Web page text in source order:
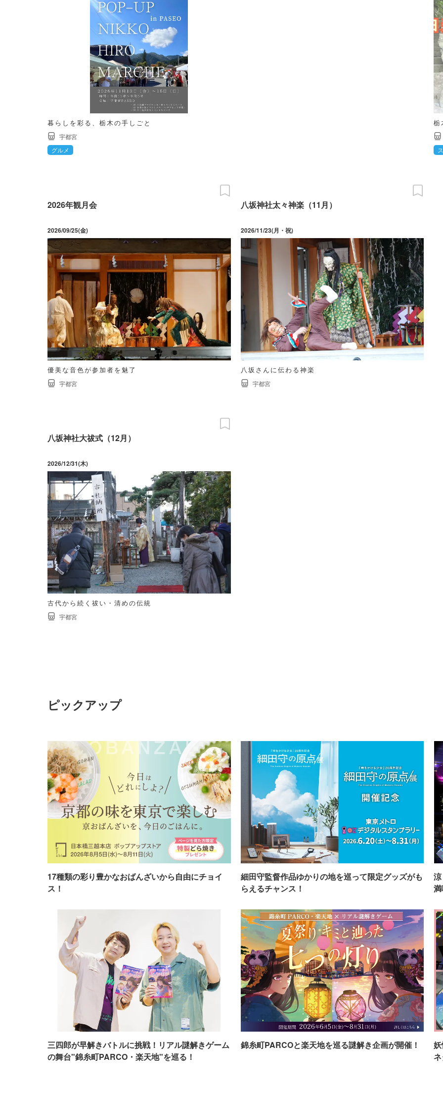
暮らしを彩る、栃木の手しごと
宇都宮
グルメ
栃
2026年観月会
2026/09/25(金)
優美な音色が参加者を魅了
宇都宮
八坂神社太々神楽（11月）
2026/11/23(月・祝)
八坂さんに伝わる神楽
宇都宮
八坂神社大祓式（12月）
2026/12/31(木)
古代から続く祓い・清めの伝統
宇都宮
ピックアップ
17種類の彩り豊かなおばんざいから自由にチョイ
ス！
細田守監督作品ゆかりの地を巡って限定グッズがも
らえるチャンス！
三四郎が早解きバトルに挑戦！リアル謎解きゲーム
の舞台"錦糸町PARCO・楽天地"を巡る！
錦糸町PARCOと楽天地を巡る謎解き企画が開催！